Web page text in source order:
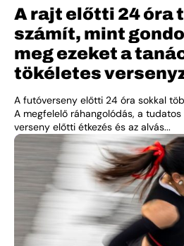
A rajt előtti 24 óra
számít, mint
meg ezeket a
tökéletes
A futóverseny előtti 24 óra sokkal
A megfelelő ráhangolódás, a
verseny előtti étkezés és az alvás...